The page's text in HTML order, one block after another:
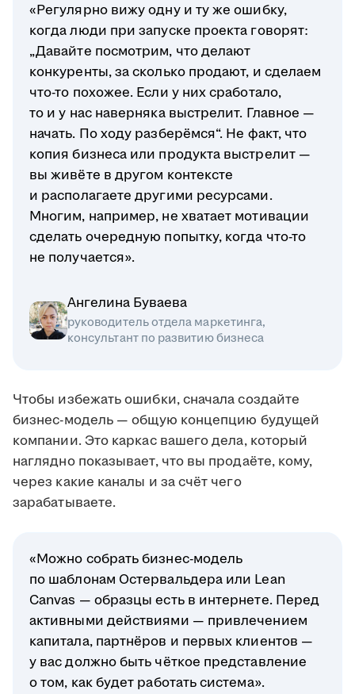
«Регулярно вижу одну и ту же ошибку,
когда люди при запуске проекта говорят:
„Давайте посмотрим, что делают
конкуренты, за сколько продают, и сделаем
что-то похожее. Если у них сработало,
то и у нас наверняка выстрелит. Главное —
начать. По ходу разберёмся“. Не факт, что
копия бизнеса или продукта выстрелит —
вы живёте в другом контексте
и располагаете другими ресурсами.
Многим, например, не хватает мотивации
сделать очередную попытку, когда что-то
не получается».
Ангелина Буваева
руководитель отдела маркетинга,
консультант по развитию бизнеса
Чтобы избежать ошибки, сначала создайте
бизнес-модель — общую концепцию будущей
компании. Это каркас вашего дела, который
наглядно показывает, что вы продаёте, кому,
через какие каналы и за счёт чего
зарабатываете.
«Можно собрать бизнес-модель
по шаблонам Остервальдера или Lean
Canvas — образцы есть в интернете. Перед
активными действиями — привлечением
капитала, партнёров и первых клиентов —
у вас должно быть чёткое представление
о том, как будет работать система».